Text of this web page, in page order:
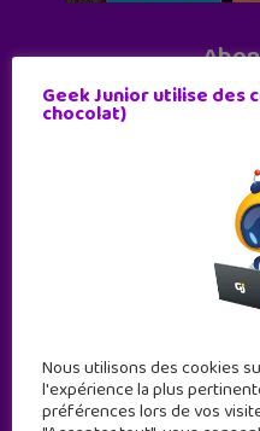
11
JE
Geek Junior utilise des
chocolat)
Nous utilisons des cookies
l'expérience la plus
préférences lors de vos